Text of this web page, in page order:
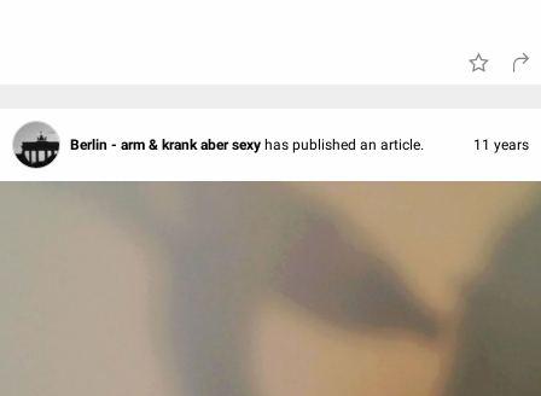
Berlin - arm & krank aber sexy has published an article. 11 years